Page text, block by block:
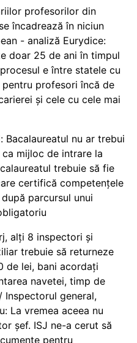
profesorilor din
încadrează în niciun
- analiză Eurydice:
doar 25 de ani în timpul
e între statele cu
profesori încă de
și cele cu cele mai
Bacalaureatul nu ar trebui
mijloc de intrare la
trebuie să fie
certifică competențele
parcursul unui
alți 8 inspectori și
trebuie să returneze
de lei, bani acordați
navetei, timp de
Inspectorul general,
La vremea aceea nu
șef. ISJ ne-a cerut să
pentru